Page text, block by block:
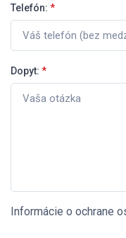
Telefón: *
Dopyt: *
Informácie o ochrane